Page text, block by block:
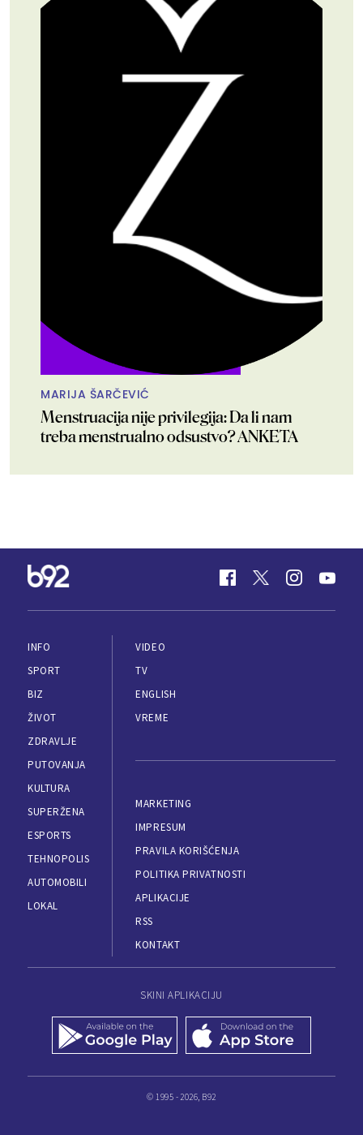
MARIJA ŠARČEVIĆ
Menstruacija nije privilegija: Da li nam
treba menstrualno odsustvo? ANKETA
INFO
SPORT
BIZ
ŽIVOT
ZDRAVLJE
PUTOVANJA
KULTURA
SUPERŽENA
ESPORTS
TEHNOPOLIS
AUTOMOBILI
LOKAL
VIDEO
TV
ENGLISH
VREME
MARKETING
IMPRESUM
PRAVILA KORIŠĆENJA
POLITIKA PRIVATNOSTI
APLIKACIJE
RSS
KONTAKT
SKINI APLIKACIJU
© 1995 - 2026, B92